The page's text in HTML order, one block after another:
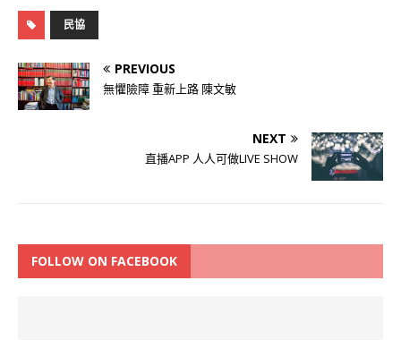
民協
PREVIOUS
無懼險障 重新上路 陳文敏
NEXT
直播APP 人人可做LIVE SHOW
FOLLOW ON FACEBOOK